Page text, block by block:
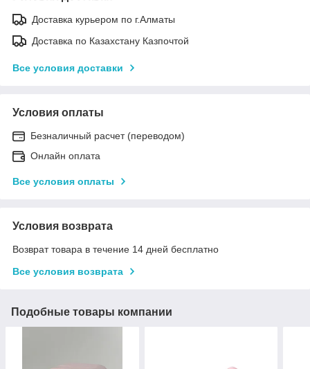
Доставка курьером по г.Алматы
Доставка по Казахстану Казпочтой
Все условия доставки
Условия оплаты
Безналичный расчет (переводом)
Онлайн оплата
Все условия оплаты
Условия возврата
Возврат товара в течение 14 дней бесплатно
Все условия возврата
Подобные товары компании